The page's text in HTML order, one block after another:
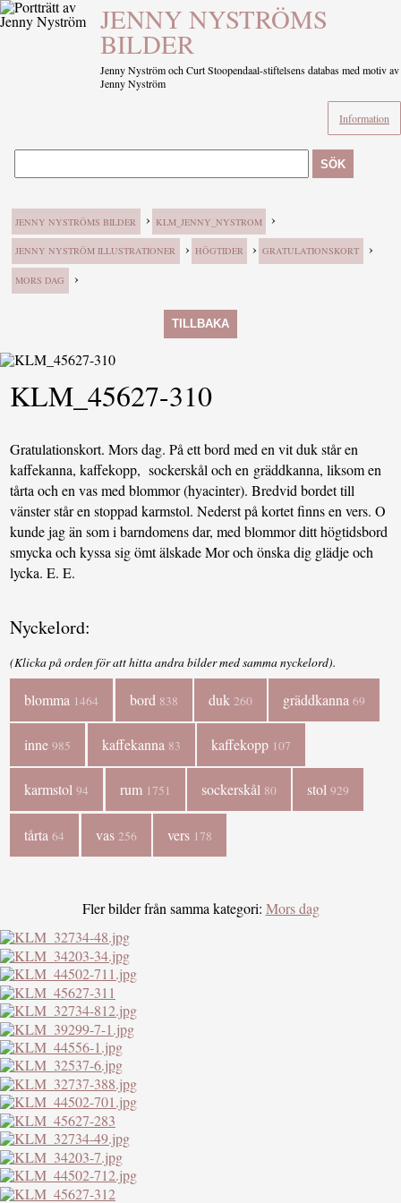
JENNY NYSTRÖMS
BILDER
Jenny Nyström och Curt Stoopendaal-stiftelsens databas med motiv av
Jenny Nyström
Information
SÖK
JENNY NYSTRÖMS BILDER › KLM_JENNY_NYSTROM ›
JENNY NYSTRÖM ILLUSTRATIONER › HÖGTIDER › GRATULATIONSKORT ›
MORS DAG ›
TILLBAKA
KLM_45627-310
Gratulationskort. Mors dag. På ett bord med en vit duk står en
kaffekanna, kaffekopp, sockerskål och en gräddkanna, liksom en
tårta och en vas med blommor (hyacinter). Bredvid bordet till
vänster står en stoppad karmstol. Nederst på kortet finns en vers. O
kunde jag än som i barndomens dar, med blommor ditt högtidsbord
smycka och kyssa sig ömt älskade Mor och önska dig glädje och
lycka. E. E.
Nyckelord:
(Klicka på orden för att hitta andra bilder med samma nyckelord).
blomma 1464 bord 838 duk 260 gräddkanna69
inne985 kaffekanna 83 kaffekopp 107
karmstol94 rum 1751 sockerskål 80 stol929
tårta64 vas 256 vers 178
Fler bilder från samma kategori: Mors dag